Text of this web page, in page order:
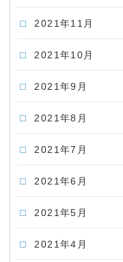
2021年11月
2021年10月
2021年9月
2021年8月
2021年7月
2021年6月
2021年5月
2021年4月